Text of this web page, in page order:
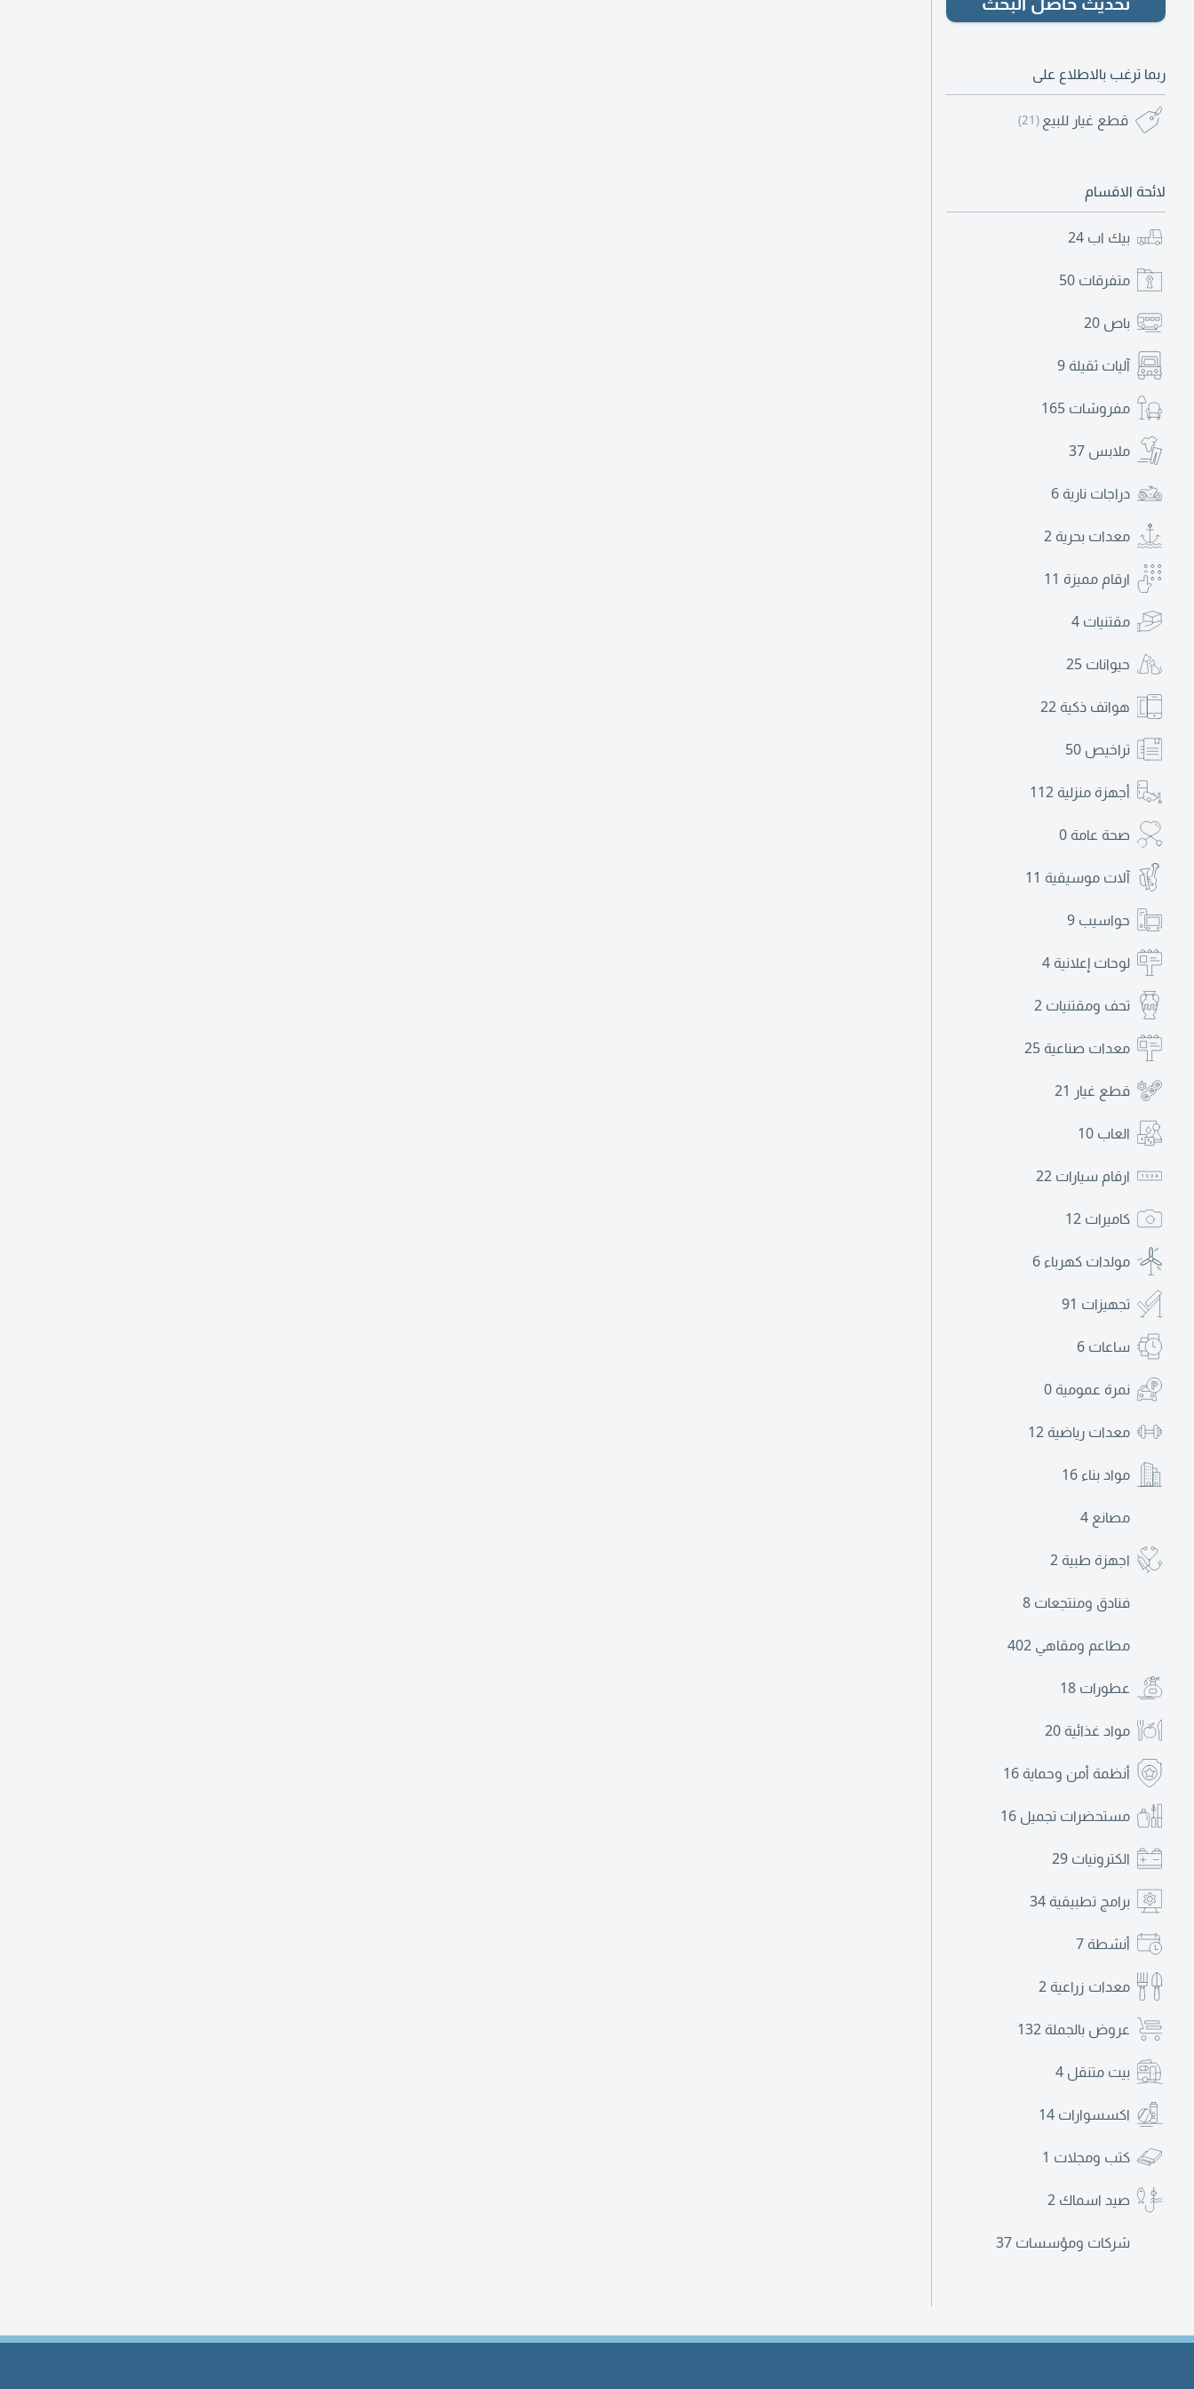
ربما ترغب بالاطلاع على
قطع غيار للبيع (21)
لائحة الاقسام
بيك اب 24
متفرقات 50
باص 20
آليات ثقيلة 9
مفروشات 165
ملابس 37
دراجات نارية 6
معدات بحرية 2
ارقام مميزة 11
مقتنيات 4
حيوانات 25
هواتف ذكية 22
تراخيص 50
أجهزة منزلية 112
صحة عامة 0
آلات موسيقية 11
حواسيب 9
لوحات إعلانية 4
تحف ومقتنيات 2
معدات صناعية 25
قطع غيار 21
العاب 10
ارقام سيارات 22
كاميرات 12
مولدات كهرباء 6
تجهيزات 91
ساعات 6
نمرة عمومية 0
معدات رياضية 12
مواد بناء 16
مصانع 4
اجهزة طبية 2
فنادق ومنتجعات 8
مطاعم ومقاهي 402
عطورات 18
مواد غذائية 20
أنظمة أمن وحماية 16
مستحضرات تجميل 16
الكترونيات 29
برامج تطبيقية 34
أنشطة 7
معدات زراعية 2
عروض بالجملة 132
بيت متنقل 4
اكسسوارات 14
كتب ومجلات 1
صيد اسماك 2
شركات ومؤسسات 37